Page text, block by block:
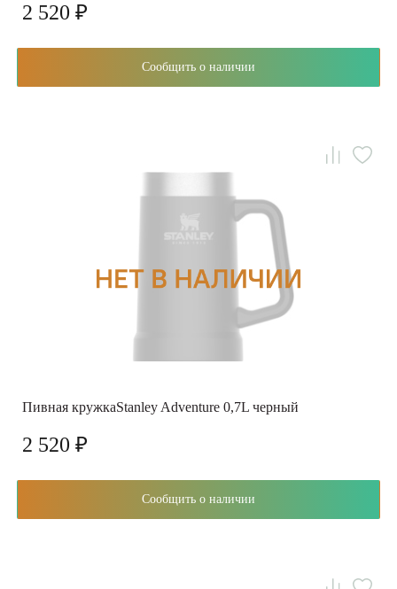
2 520 ₽
Сообщить о наличии
Пивная кружкаStanley Adventure 0,7L черный
2 520 ₽
Сообщить о наличии